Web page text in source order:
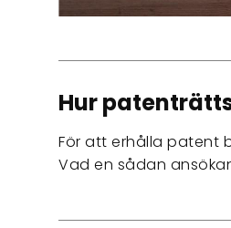
Hur
För att erhålla patent
Vad en sådan